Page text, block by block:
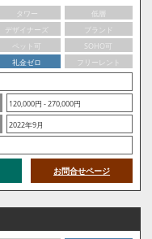
タワー
低層
デザイナーズ
ブランド
ペット可
SOHO可
礼金ゼロ
フリーレント
120,000円 - 270,000円
2022年9月
お問合せページ